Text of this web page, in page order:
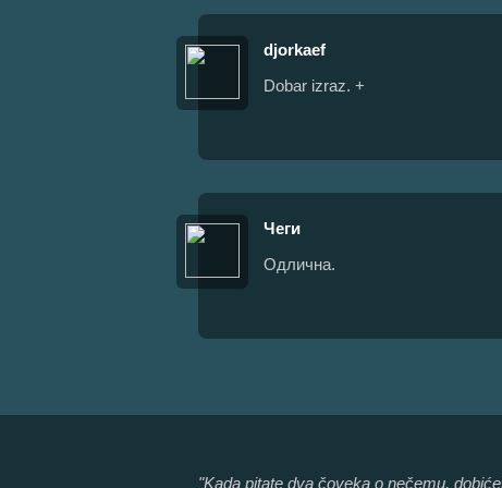
djorkaef
Dobar izraz. +
Чеги
Одлична.
"Kada pitate dva čoveka o nečemu,